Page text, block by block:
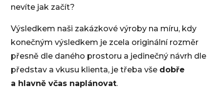
nevíte jak začít?
Výsledkem naši zakázkové výroby na míru, kdy
konečným výsledkem je zcela originální rozměr
přesně dle daného prostoru a jedinečný návrh dle
představ a vkusu klienta, je třeba vše dobře
a hlavně včas naplánovat.